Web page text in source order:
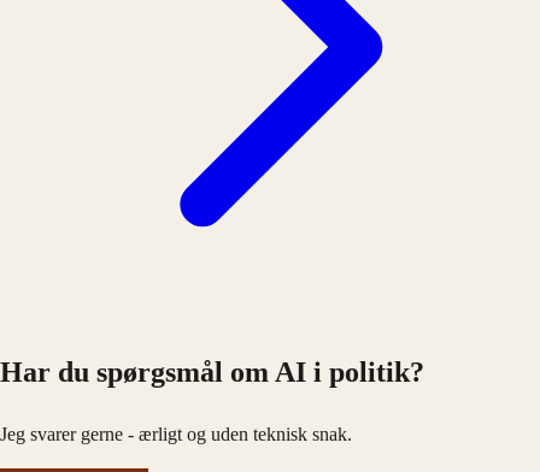
Har du spørgsmål om AI i politik?
Jeg svarer gerne - ærligt og uden teknisk snak.